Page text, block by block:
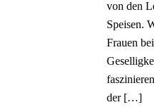
von den
Speisen.
Frauen
der […]